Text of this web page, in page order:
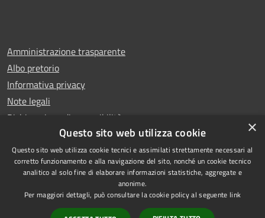
Amministrazione trasparente
Albo pretorio
Informativa privacy
Note legali
Dichiarazione di accessibilità
RSS
Accessibilità
Copyright © 2026 • Comune di
Rescaldina • Powered by
Municipium•Accesso
×
Questo sito web utilizza cookie
Questo sito web utilizza cookie tecnici e assimilati strettamente necessari al
corretto funzionamento e alla navigazione del sito, nonché un cookie tecnico
analitico al solo fine di elaborare informazioni statistiche, aggregate e
anonime.
Per maggiori dettagli, può consultare la cookie policy al seguente link